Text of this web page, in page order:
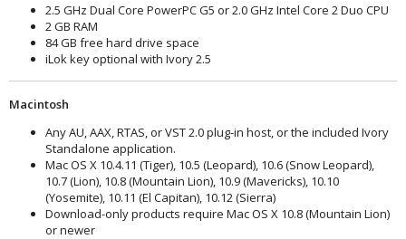
2.5 GHz Dual Core PowerPC G5 or 2.0 GHz Intel Core 2 Duo CPU
2 GB RAM
84 GB free hard drive space
iLok key optional with Ivory 2.5
Macintosh
Any AU, AAX, RTAS, or VST 2.0 plug-in host, or the included Ivory
Standalone application.
Mac OS X 10.4.11 (Tiger), 10.5 (Leopard), 10.6 (Snow Leopard),
10.7 (Lion), 10.8 (Mountain Lion), 10.9 (Mavericks), 10.10
(Yosemite), 10.11 (El Capitan), 10.12 (Sierra)
Download-only products require Mac OS X 10.8 (Mountain Lion)
or newer